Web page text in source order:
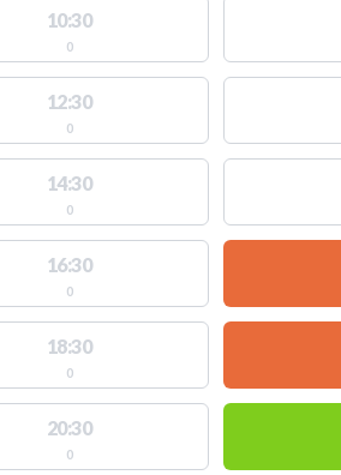
10:30
0
12:30
0
14:30
0
16:30
0
18:30
0
20:30
0